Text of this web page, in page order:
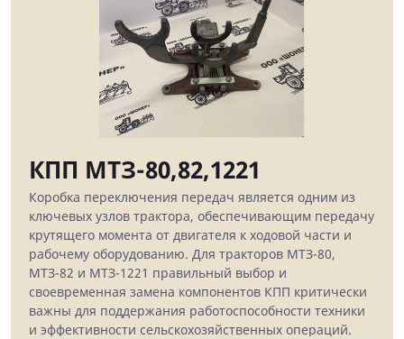
КПП МТЗ-80,82,1221
Коробка переключения передач является одним из
ключевых узлов трактора, обеспечивающим передачу
крутящего момента от двигателя к ходовой части и
рабочему оборудованию. Для тракторов МТЗ-80,
МТЗ-82 и МТЗ-1221 правильный выбор и
своевременная замена компонентов КПП критически
важны для поддержания работоспособности техники
и эффективности сельскохозяйственных операций.